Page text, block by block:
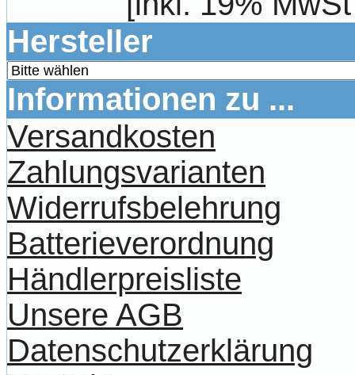
Hersteller
Informationen zu ...
Versandkosten
Zahlungsvarianten
Widerrufsbelehrung
Batterieverordnung
Händlerpreisliste
Unsere AGB
Datenschutzerklärung